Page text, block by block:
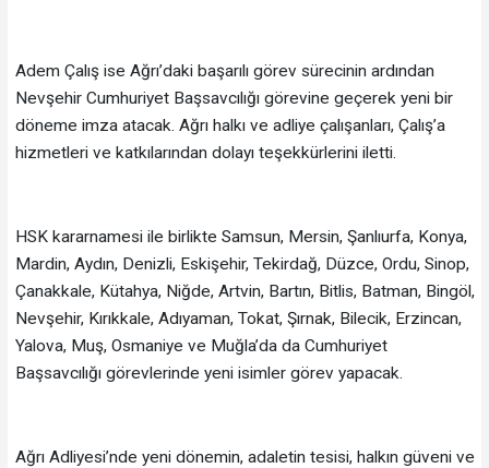
Adem Çalış ise Ağrı’daki başarılı görev sürecinin ardından
Nevşehir Cumhuriyet Başsavcılığı görevine geçerek yeni bir
döneme imza atacak. Ağrı halkı ve adliye çalışanları, Çalış’a
hizmetleri ve katkılarından dolayı teşekkürlerini iletti.
HSK kararnamesi ile birlikte Samsun, Mersin, Şanlıurfa, Konya,
Mardin, Aydın, Denizli, Eskişehir, Tekirdağ, Düzce, Ordu, Sinop,
Çanakkale, Kütahya, Niğde, Artvin, Bartın, Bitlis, Batman, Bingöl,
Nevşehir, Kırıkkale, Adıyaman, Tokat, Şırnak, Bilecik, Erzincan,
Yalova, Muş, Osmaniye ve Muğla’da da Cumhuriyet
Başsavcılığı görevlerinde yeni isimler görev yapacak.
Ağrı Adliyesi’nde yeni dönemin, adaletin tesisi, halkın güveni ve